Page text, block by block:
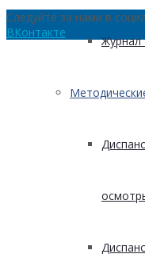
Журнал
Следуйте за нами в
ВКонтакте